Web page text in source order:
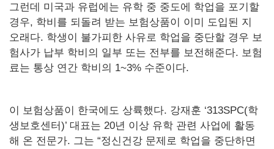
그런데 미국과 유럽에는 유학 중 중도에 학업을 포기할
경우, 학비를 되돌려 받는 보험상품이 이미 도입된 지
오래다. 학생이 불가피한 사유로 학업을 중단할 경우 보
험사가 납부 학비의 일부 또는 전부를 보전해준다. 보험
료는 통상 연간 학비의 1~3% 수준이다.
이 보험상품이 한국에도 상륙했다. 강재훈 ‘313SPC(학
생보호센터)’ 대표는 20년 이상 유학 관련 사업에 활동
해 온 전문가. 그는 “정신건강 문제로 학업을 중단하면